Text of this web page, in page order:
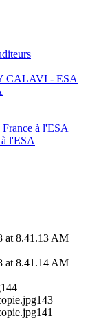
CALAVI - ESA
à l'ESA
l'ESA